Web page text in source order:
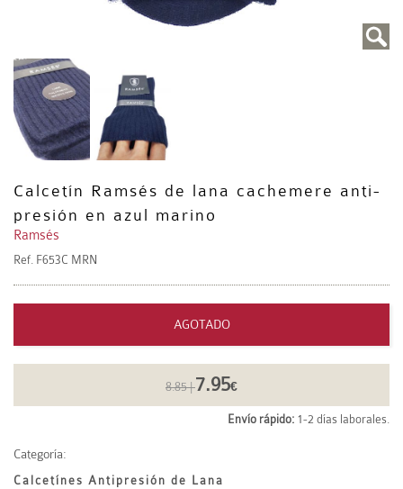
Calcetín Ramsés de lana cachemere anti-
presión en azul marino
Ramsés
Ref. F653C MRN
AGOTADO
8.85 |7.95€
Envío rápido: 1-2 días laborales.
Categoría:
Calcetínes Antipresión de Lana